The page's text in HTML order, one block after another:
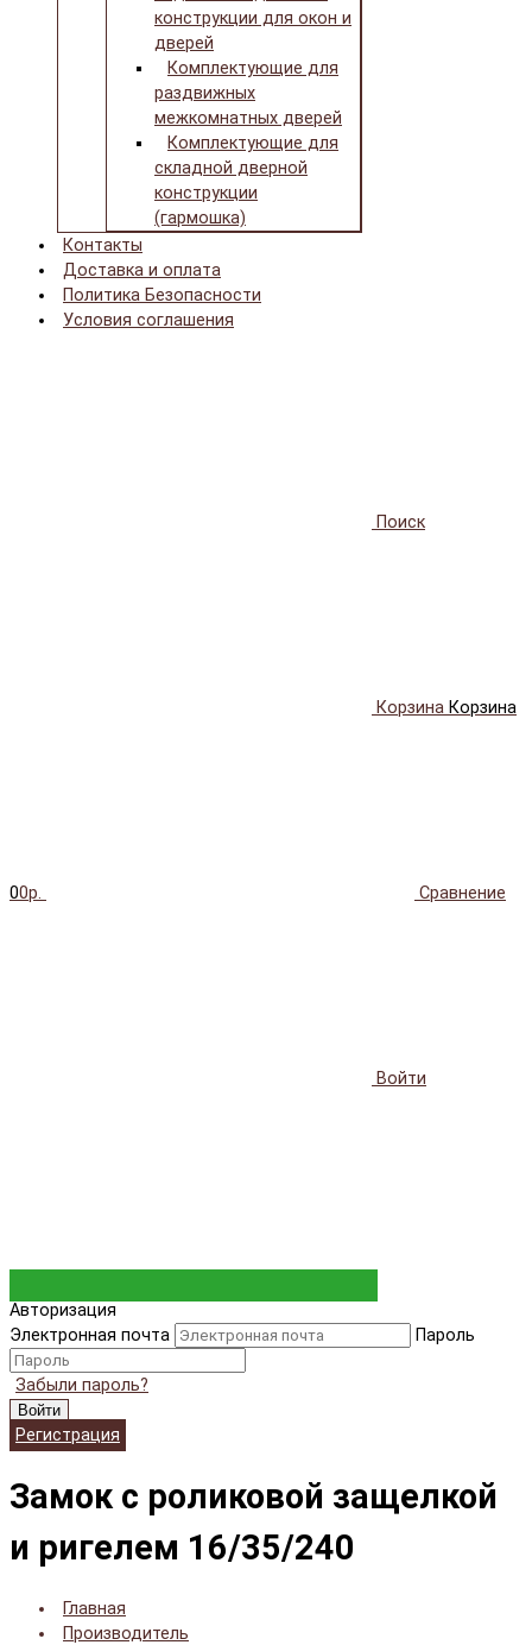
конструкции для окон и
дверей
Комплектующие для
раздвижных
межкомнатных дверей
Комплектующие для
складной дверной
конструкции
(гармошка)
Контакты
Доставка и оплата
Политика Безопасности
Условия соглашения
Поиск
Корзина Корзина
00р. Сравнение
Войти
Авторизация
Электронная почта
Пароль
Забыли пароль?
Войти
Регистрация
Замок с роликовой защелкой
и ригелем 16/35/240
Главная
Производитель